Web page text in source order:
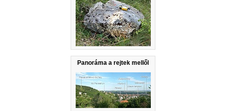
Panoráma a rejtek mellől